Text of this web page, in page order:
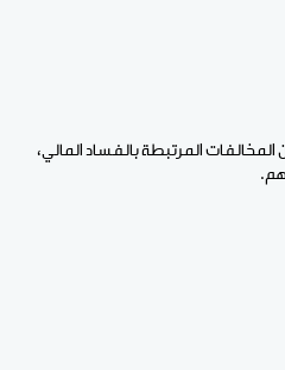
المرتبطة بالفساد المالي،